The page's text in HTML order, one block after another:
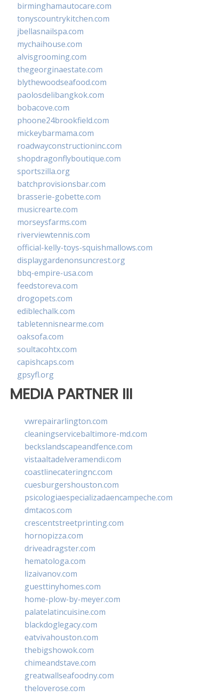
birminghamautocare.com
tonyscountrykitchen.com
jbellasnailspa.com
mychaihouse.com
alvisgrooming.com
thegeorginaestate.com
blythewoodseafood.com
paolosdelibangkok.com
bobacove.com
phoone24brookfield.com
mickeybarmama.com
roadwayconstructioninc.com
shopdragonflyboutique.com
sportszilla.org
batchprovisionsbar.com
brasserie-gobette.com
musicrearte.com
morseysfarms.com
riverviewtennis.com
official-kelly-toys-squishmallows.com
displaygardenonsuncrest.org
bbq-empire-usa.com
feedstoreva.com
drogopets.com
ediblechalk.com
tabletennisnearme.com
oaksofa.com
soultacohtx.com
capishcaps.com
gpsyfl.org
MEDIA PARTNER III
vwrepairarlington.com
cleaningservicebaltimore-md.com
beckslandscapeandfence.com
vistaaltadelveramendi.com
coastlinecateringnc.com
cuesburgershouston.com
psicologiaespecializadaencampeche.com
dmtacos.com
crescentstreetprinting.com
hornopizza.com
driveadragster.com
hematologa.com
lizaivanov.com
guesttinyhomes.com
home-plow-by-meyer.com
palatelatincuisine.com
blackdoglegacy.com
eatvivahouston.com
thebigshowok.com
chimeandstave.com
greatwallseafoodny.com
theloverose.com